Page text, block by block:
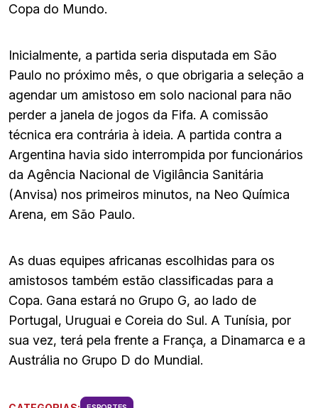
Copa do Mundo.
Inicialmente, a partida seria disputada em São
Paulo no próximo mês, o que obrigaria a seleção a
agendar um amistoso em solo nacional para não
perder a janela de jogos da Fifa. A comissão
técnica era contrária à ideia. A partida contra a
Argentina havia sido interrompida por funcionários
da Agência Nacional de Vigilância Sanitária
(Anvisa) nos primeiros minutos, na Neo Química
Arena, em São Paulo.
As duas equipes africanas escolhidas para os
amistosos também estão classificadas para a
Copa. Gana estará no Grupo G, ao lado de
Portugal, Uruguai e Coreia do Sul. A Tunísia, por
sua vez, terá pela frente a França, a Dinamarca e a
Austrália no Grupo D do Mundial.